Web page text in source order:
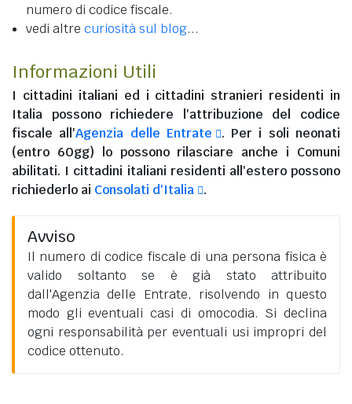
numero di codice fiscale.
vedi altre curiosità sul blog...
Informazioni Utili
I cittadini italiani ed i cittadini stranieri residenti in
Italia possono richiedere l'attribuzione del codice
fiscale all'Agenzia delle Entrate
. Per i soli neonati
(entro 60gg) lo possono rilasciare anche i Comuni
abilitati. I cittadini italiani residenti all'esteropossono
richiederlo ai Consolati d'Italia .
Avviso
Il numero di codice fiscale di una persona fisica è
valido soltanto se è già stato attribuito
dall'Agenzia delle Entrate, risolvendo in questo
modo gli eventuali casi di omocodia. Si declina
ogni responsabilità per eventuali usi impropri del
codice ottenuto.